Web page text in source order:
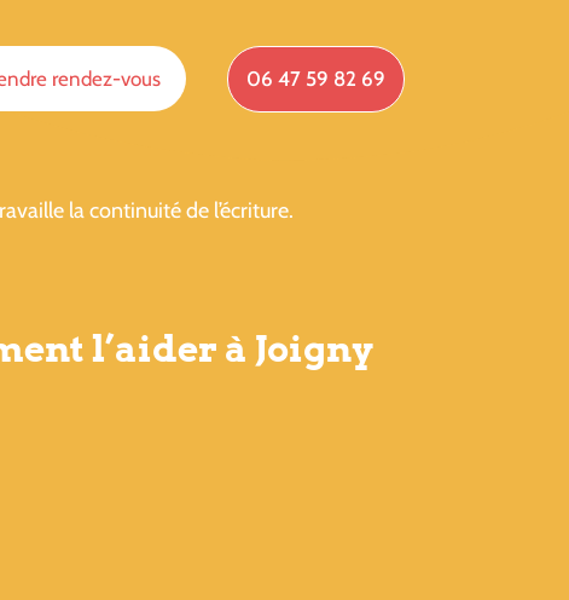
rendez-vous 06 47 59 82 69
la continuité de l’écriture.
l’aider à Joigny